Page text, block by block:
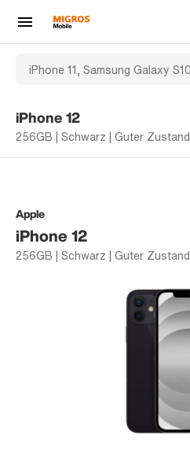
iPhone 12
256GB | Schwarz | Guter Zustand
Apple
iPhone 12
256GB | Schwarz | Guter Zustand